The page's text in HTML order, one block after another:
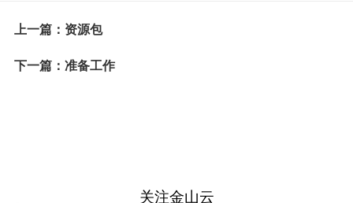
上一篇：资源包
下一篇：准备工作
关注金山云